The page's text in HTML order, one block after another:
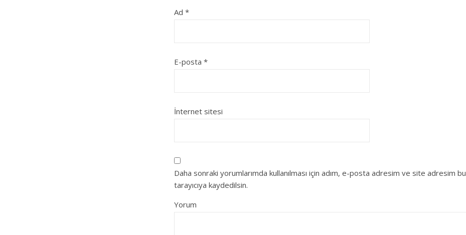
Ad *
E-posta *
İnternet sitesi
Daha sonraki yorumlarımda kullanılması için adım, e-posta adresim ve site adresim bu
tarayıcıya kaydedilsin.
Yorum